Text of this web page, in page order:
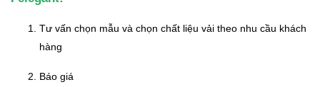
Tư vấn chọn mẫu và chọn chất liệu vải theo nhu cầu khách
hàng
Báo giá